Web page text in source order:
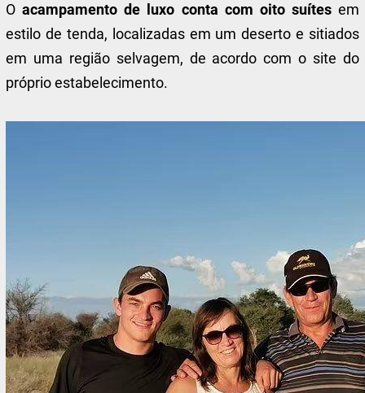
Oacampamento de luxo conta com oito suítesem
estilo de tenda, localizadas em um deserto e sitiados
em uma região selvagem, de acordo com o site do
próprio estabelecimento.